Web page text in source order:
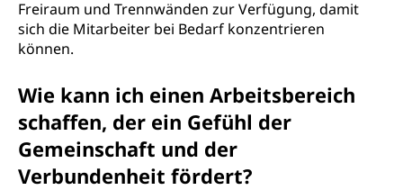
Freiraum und Trennwänden zur Verfügung, damit
sich die Mitarbeiter bei Bedarf konzentrieren
können.
Wie kann ich einen Arbeitsbereich
schaffen, der ein Gefühl der
Gemeinschaft und der
Verbundenheit fördert?